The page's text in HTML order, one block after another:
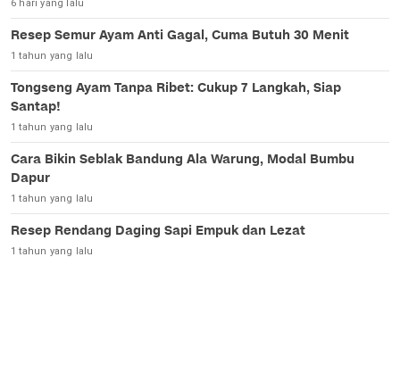
6 hari yang lalu
Resep Semur Ayam Anti Gagal, Cuma Butuh 30 Menit
1 tahun yang lalu
Tongseng Ayam Tanpa Ribet: Cukup 7 Langkah, Siap
Santap!
1 tahun yang lalu
Cara Bikin Seblak Bandung Ala Warung, Modal Bumbu
Dapur
1 tahun yang lalu
Resep Rendang Daging Sapi Empuk dan Lezat
1 tahun yang lalu